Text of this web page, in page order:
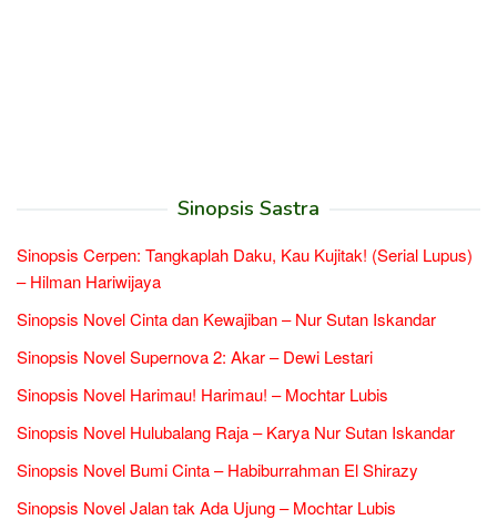
Sinopsis Sastra
Sinopsis Cerpen: Tangkaplah Daku, Kau Kujitak! (Serial Lupus)
– Hilman Hariwijaya
Sinopsis Novel Cinta dan Kewajiban – Nur Sutan Iskandar
Sinopsis Novel Supernova 2: Akar – Dewi Lestari
Sinopsis Novel Harimau! Harimau! – Mochtar Lubis
Sinopsis Novel Hulubalang Raja – Karya Nur Sutan Iskandar
Sinopsis Novel Bumi Cinta – Habiburrahman El Shirazy
Sinopsis Novel Jalan tak Ada Ujung – Mochtar Lubis